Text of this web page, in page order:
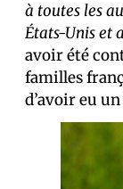
à toutes les
États-Unis et
avoir été
familles
d’avoir eu